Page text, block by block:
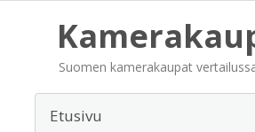
Suomen kamerakaupat